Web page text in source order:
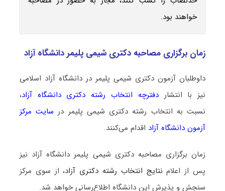
خواهند بود.
زمان برگزاری مصاحبه دکتری شیمی پلیمر دانشگاه آزاد
داوطلبان آزمون دکتری شیمی پلیمر در دانشگاه آزاد اسلامی
نیز با انتشاردفترچه انتخاب رشته دکتری دانشگاه آزاد،
نسبت به انتخاب رشته دکتری شیمی پلیمر در سایت مرکز
آزمون دانشگاه آزاد اقدام می‌کنند.
زمان برگزاری مصاحبه دکتری شیمی پلیمر دانشگاه آزاد نیز
پس از اعلام نتایج انتخاب رشته دکتری آزاد، از سوی مرکز
سنجش و پذیرش این دانشگاه اطلاع‌رسانی خواهد شد.